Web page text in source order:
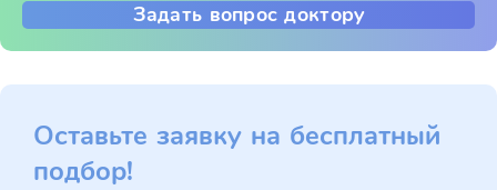
Задать вопрос доктору
Оставьте заявку на бесплатный
подбор!